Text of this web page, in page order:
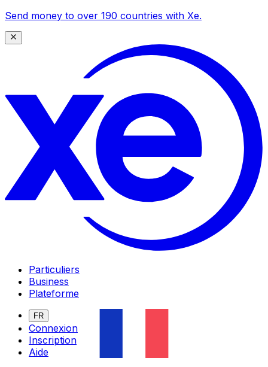
Send money to over 190 countries with Xe.
Particuliers
Business
Plateforme
FR
Connexion
Inscription
Aide